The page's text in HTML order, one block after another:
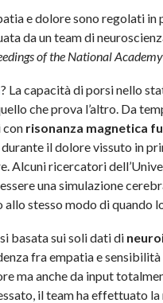
e dolore sono regolati
da un team di
of the National
? La capacità di porsi nello
che prova l’altro. Da
con risonanza magnetica
il dolore vissuto in
Alcuni ricercatori
una simulazione
allo stesso modo di quando
basata sui soli dati di
fra empatia e
ma anche da input
il team ha effettuato